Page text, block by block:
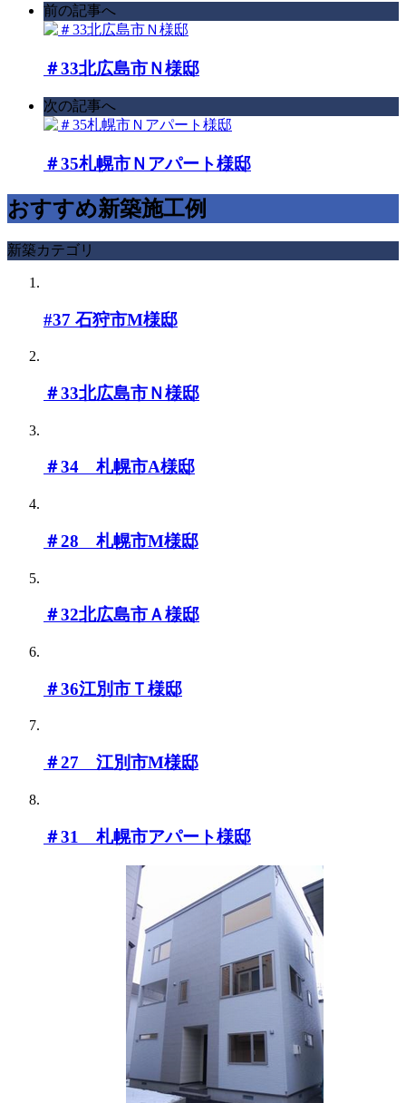
前の記事へ
＃33北広島市Ｎ様邸
次の記事へ
＃35札幌市Ｎアパート様邸
おすすめ新築施工例
新築カテゴリ
#37 石狩市M様邸
＃33北広島市Ｎ様邸
＃34 札幌市A様邸
＃28 札幌市M様邸
＃32北広島市Ａ様邸
＃36江別市Ｔ様邸
＃27 江別市M様邸
＃31 札幌市アパート様邸